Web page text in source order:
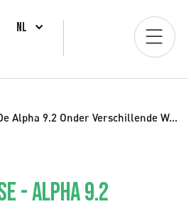
NL
Hoe Presteert De Alpha 9.2 Onder Verschillende Weersomstandigheden?
- Alpha 9.2